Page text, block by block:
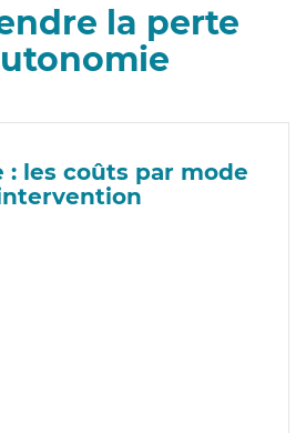
la perte
: les coûts par mode